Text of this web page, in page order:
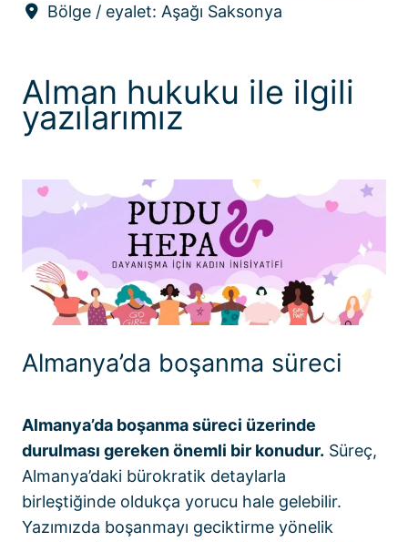
Bölge / eyalet: Aşağı Saksonya
Alman hukuku ile ilgili
yazılarımız
Almanya’da boşanma süreci
Almanya’da boşanma süreci üzerinde
durulması gereken önemli bir konudur. Süreç,
Almanya’daki bürokratik detaylarla
birleştiğinde oldukça yorucu hale gelebilir.
Yazımızda boşanmayı geciktirme yönelik